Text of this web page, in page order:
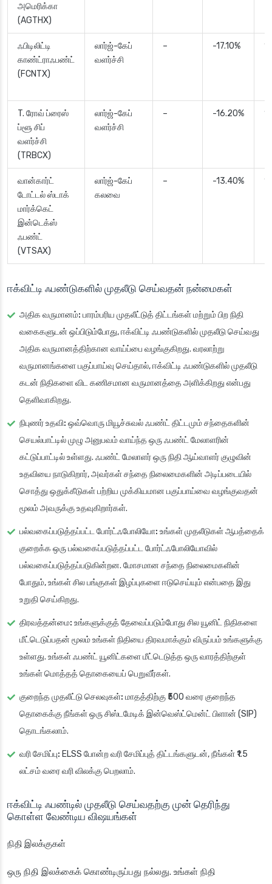
அமெரிக்கா
(AGTHX)
ஃபிடிலிட்டி
காண்ட்ராஃபண்ட்
(FCNTX)
லார்ஜ்-கேப்
வளர்ச்சி
– -17.10%
T. ரோவ் ப்ரைஸ்
ப்ளூ சிப்
வளர்ச்சி
(TRBCX)
லார்ஜ்-கேப்
வளர்ச்சி
– -16.20%
வான்கார்ட்
டோட்டல் ஸ்டாக்
மார்க்கெட்
இன்டெக்ஸ்
ஃபண்ட்
(VTSAX)
லார்ஜ்-கேப்
கலவை
– -13.40%
ஈக்விட்டி ஃபண்டுகளில் முதலீடு செய்வதன் நன்மைகள்
அதிக வருமானம்: பாரம்பரிய முதலீட்டுத் திட்டங்கள் மற்றும் பிற நிதி
வகைகளுடன் ஒப்பிடும்போது, ஈக்விட்டி ஃபண்டுகளில் முதலீடு செய்வது
அதிக வருமானத்திற்கான வாய்ப்பை வழங்குகிறது. வரலாற்று
வருமானங்களை பகுப்பாய்வு செய்தால், ஈக்விட்டி ஃபண்டுகளில் முதலீடு
கடன் நிதிகளை விட கணிசமான வருமானத்தை அளிக்கிறது என்பது
தெளிவாகிறது.
நிபுணர் உதவி: ஒவ்வொரு மியூச்சுவல் ஃபண்ட் திட்டமும் சந்தைகளின்
செயல்பாட்டில் முழு அனுபவம் வாய்ந்த ஒரு ஃபண்ட் மேலாளரின்
கட்டுப்பாட்டில் உள்ளது. ஃபண்ட் மேலாளர் ஒரு நிதி ஆய்வாளர் குழுவின்
உதவியை நாடுகிறார், அவர்கள் சந்தை நிலைமைகளின் அடிப்படையில்
சொத்து ஒதுக்கீடுகள் பற்றிய முக்கியமான பகுப்பாய்வை வழங்குவதன்
மூலம் அவருக்கு உதவுகிறார்கள்.
பல்வகைப்படுத்தப்பட்ட போர்ட்ஃபோலியோ: உங்கள் முதலீடுகள் ஆபத்தைக்
குறைக்க ஒரு பல்வகைப்படுத்தப்பட்ட போர்ட்ஃபோலியோவில்
பல்வகைப்படுத்தப்படுகின்றன. மோசமான சந்தை நிலைமைகளின்
போதும், உங்கள் சில பங்குகள் இழப்புகளை ஈடுசெய்யும் என்பதை இது
உறுதி செய்கிறது.
திரவத்தன்மை: உங்களுக்குத் தேவைப்படும்போது சில யூனிட் நிதிகளை
மீட்டெடுப்பதன் மூலம் உங்கள் நிதியை திரவமாக்கும் விருப்பம் உங்களுக்கு
உள்ளது. உங்கள் ஃபண்ட் யூனிட்களை மீட்டெடுத்த ஒரு வாரத்திற்குள்
உங்கள் மொத்தத் தொகையைப் பெறுவீர்கள்.
குறைந்த முதலீட்டு செலவுகள்: மாதத்திற்கு ₹500 வரை குறைந்த
தொகைக்கு நீங்கள் ஒரு சிஸ்டமேடிக் இன்வெஸ்ட்மென்ட் பிளான் (SIP)
தொடங்கலாம்.
வரி சேமிப்பு: ELSS போன்ற வரி சேமிப்புத் திட்டங்களுடன், நீங்கள் ₹1.5
லட்சம் வரை வரி விலக்கு பெறலாம்.
ஈக்விட்டி ஃபண்டில் முதலீடு செய்வதற்கு முன் தெரிந்து
கொள்ள வேண்டிய விஷயங்கள்
நிதி இலக்குகள்
ஒரு நிதி இலக்கைக் கொண்டிருப்பது நல்லது. உங்கள் நிதி